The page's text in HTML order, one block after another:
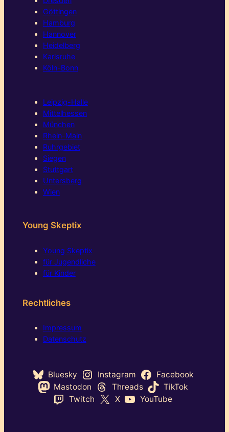
Göttingen
Hamburg
Hannover
Heidelberg
Karlsruhe
Köln-Bonn
Leipzig-Halle
Mittelhessen
München
Rhein-Main
Ruhrgebiet
Siegen
Stuttgart
Untersberg
Wien
Young Skeptix
Young Skeptix
für Jugendliche
für Kinder
Rechtliches
Impressum
Datenschutz
Bluesky Instagram
Facebook
Mastodon
Threads
TikTok
Twitch
X YouTube